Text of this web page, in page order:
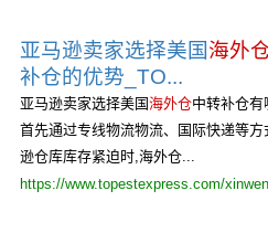
亚马逊卖家选择美国海外
补仓的优势_TO...
亚马逊卖家选择美国海外仓中转补仓有
首先通过专线物流物流、国际快递等
逊仓库库存紧迫时,海外仓...
https://www.topestexpress.com/